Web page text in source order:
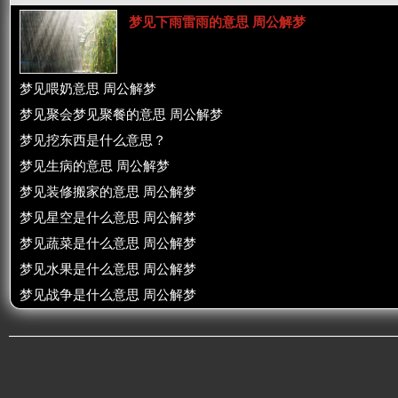
梦见下雨雷雨的意思 周公解梦
梦见喂奶意思 周公解梦
梦见聚会梦见聚餐的意思 周公解梦
梦见挖东西是什么意思？
梦见生病的意思 周公解梦
梦见装修搬家的意思 周公解梦
梦见星空是什么意思 周公解梦
梦见蔬菜是什么意思 周公解梦
梦见水果是什么意思 周公解梦
梦见战争是什么意思 周公解梦